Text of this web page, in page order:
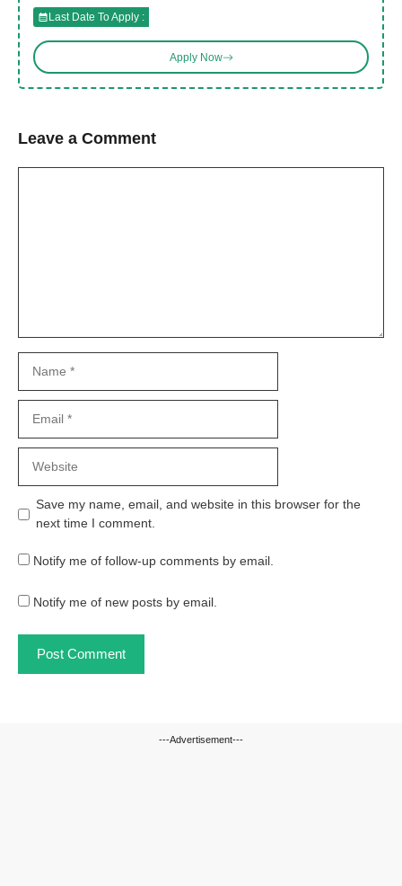
Last Date To Apply :
Apply Now
Leave a Comment
Save my name, email, and website in this browser for the
next time I comment.
Notify me of follow-up comments by email.
Notify me of new posts by email.
---Advertisement---